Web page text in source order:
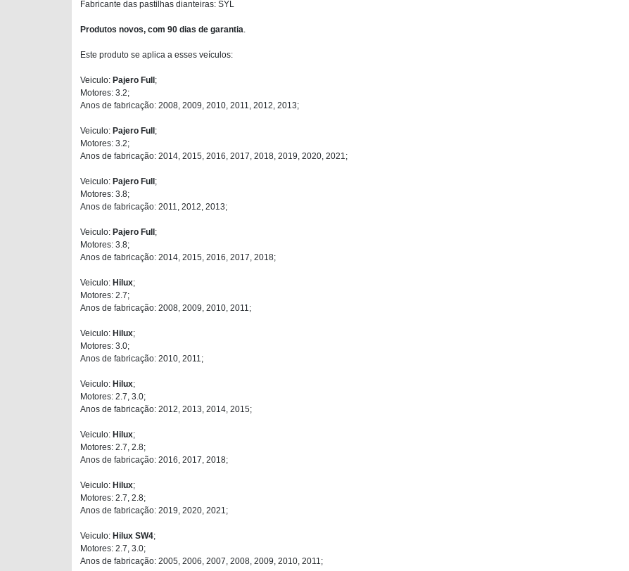
Fabricante das pastilhas dianteiras: SYL
Produtos novos, com 90 dias de garantia
Este produto se aplica a esses veículos:
Veiculo: Pajero Full;
Motores: 3.2;
Anos de fabricação: 2008, 2009, 2010, 2011, 2012, 2013;
Veiculo: Pajero Full;
Motores: 3.2;
Anos de fabricação: 2014, 2015, 2016, 2017, 2018, 2019, 2020, 2021;
Veiculo: Pajero Full;
Motores: 3.8;
Anos de fabricação: 2011, 2012, 2013;
Veiculo: Pajero Full;
Motores: 3.8;
Anos de fabricação: 2014, 2015, 2016, 2017, 2018;
Veiculo: Hilux;
Motores: 2.7;
Anos de fabricação: 2008, 2009, 2010, 2011;
Veiculo: Hilux;
Motores: 3.0;
Anos de fabricação: 2010, 2011;
Veiculo: Hilux;
Motores: 2.7, 3.0;
Anos de fabricação: 2012, 2013, 2014, 2015;
Veiculo: Hilux;
Motores: 2.7, 2.8;
Anos de fabricação: 2016, 2017, 2018;
Veiculo: Hilux;
Motores: 2.7, 2.8;
Anos de fabricação: 2019, 2020, 2021;
Veiculo: Hilux SW4;
Motores: 2.7, 3.0;
Anos de fabricação: 2005, 2006, 2007, 2008, 2009, 2010, 2011;